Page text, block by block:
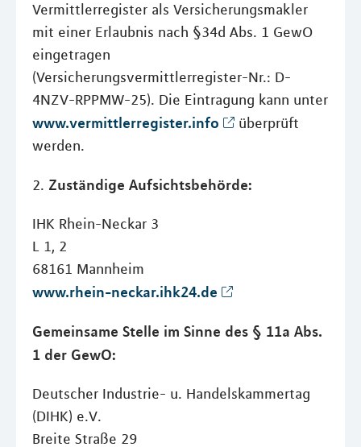
Vermittlerregister als Versicherungsmakler
mit einer Erlaubnis nach §34d Abs. 1 GewO
eingetragen
(Versicherungsvermittlerregister-Nr.: D-
4NZV-RPPMW-25). Die Eintragung kann unter
www.vermittlerregister.info
überprüft
werden.
2. Zuständige Aufsichtsbehörde:
IHK Rhein-Neckar 3
L 1, 2
68161 Mannheim
www.rhein-neckar.ihk24.de
Gemeinsame Stelle im Sinne des § 11a Abs.
1 der GewO:
Deutscher Industrie- u. Handelskammertag
(DIHK) e.V.
Breite Straße 29